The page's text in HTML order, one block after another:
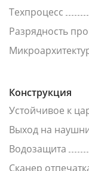
Техпроцесс
Разрядность
Конструкция
Устойчивое к
Выход на
Водозащита
Сканер